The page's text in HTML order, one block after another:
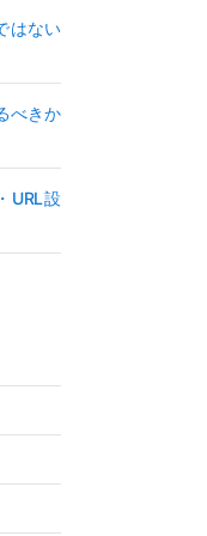
はない
べきか
URL設